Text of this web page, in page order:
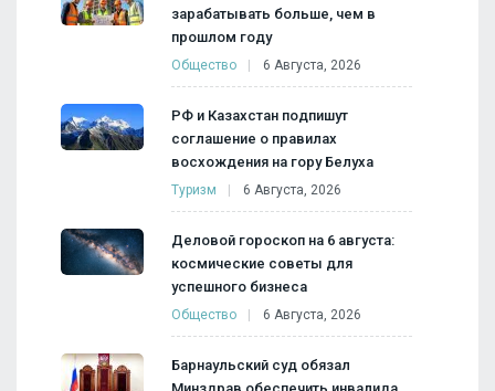
зарабатывать больше, чем в
прошлом году
Общество 6 Августа, 2026
РФ и Казахстан подпишут
соглашение о правилах
восхождения на гору Белуха
Туризм 6 Августа, 2026
Деловой гороскоп на 6 августа:
космические советы для
успешного бизнеса
Общество 6 Августа, 2026
Барнаульский суд обязал